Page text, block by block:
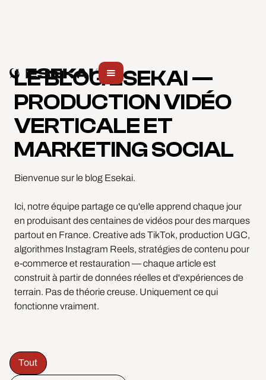
LE BLOG ESEKAI —
PRODUCTION VIDÉO
VERTICALE ET
MARKETING SOCIAL
Bienvenue sur le blog Esekai.
Ici, notre équipe partage ce qu'elle apprend chaque jour
en produisant des centaines de vidéos pour des marques
partout en France. Creative ads TikTok, production UGC,
algorithmes Instagram Reels, stratégies de contenu pour
e-commerce et restauration — chaque article est
construit à partir de données réelles et d'expériences de
terrain. Pas de théorie creuse. Uniquement ce qui
fonctionne vraiment.
Tout